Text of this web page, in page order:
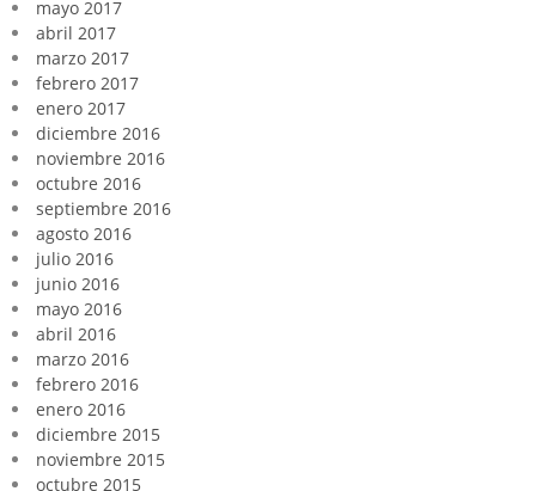
mayo 2017
abril 2017
marzo 2017
febrero 2017
enero 2017
diciembre 2016
noviembre 2016
octubre 2016
septiembre 2016
agosto 2016
julio 2016
junio 2016
mayo 2016
abril 2016
marzo 2016
febrero 2016
enero 2016
diciembre 2015
noviembre 2015
octubre 2015